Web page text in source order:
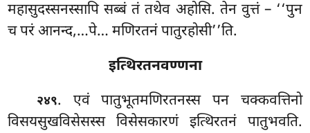
महासुदस्सनस्सापि सब्बं तं तथेव अहोसि. तेन वुत्तं – ‘‘पुन
च परं आनन्द,…पे… मणिरतनं पातुरहोसी’’ति.
इत्थिरतनवण्णना
२४९. एवं पातुभूतमणिरतनस्स पन चक्कवत्तिनो
विसयसुखविसेसस्स विसेसकारणं इत्थिरतनं पातुभवति.